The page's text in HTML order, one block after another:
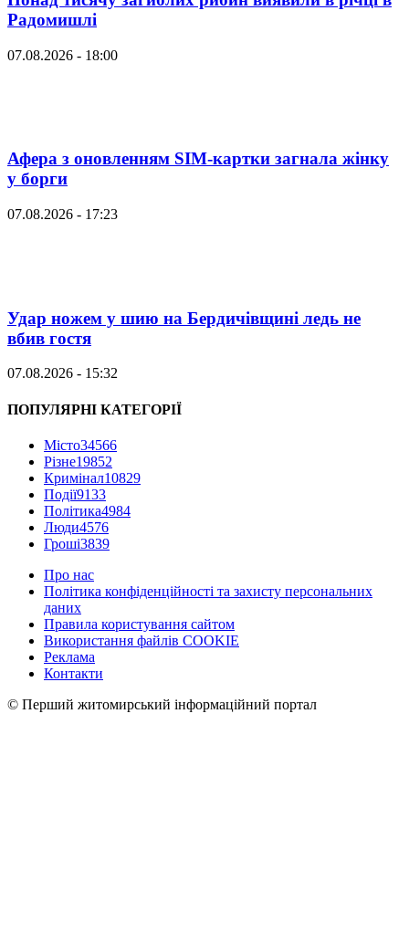
Радомишлі
07.08.2026 - 18:00
Афера з оновленням SIM-картки загнала жінку
у борги
07.08.2026 - 17:23
Удар ножем у шию на Бердичівщині ледь не
вбив гостя
07.08.2026 - 15:32
ПОПУЛЯРНІ КАТЕГОРІЇ
Місто34566
Різне19852
Кримінал10829
Події9133
Політика4984
Люди4576
Гроші3839
Про нас
Політика конфіденційності та захисту персональних
даних
Правила користування сайтом
Використання файлів COOKIE
Реклама
Контакти
© Перший житомирський інформаційний портал